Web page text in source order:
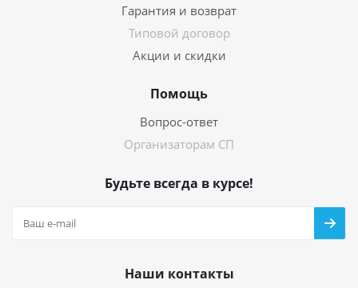
Гарантия и возврат
Типовой договор
Акции и скидки
Помощь
Вопрос-ответ
Организаторам СП
Будьте всегда в курсе!
Наши контакты